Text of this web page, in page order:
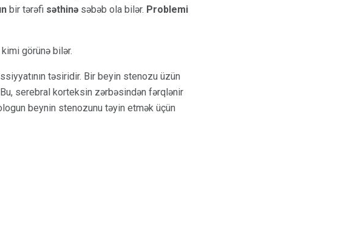
bir tərəfi səthinə səbəb ola bilər. Problemi
görünə bilər.
təsiridir. Bir beyin stenozu üzün
serebral korteksin zərbəsindən fərqlənir
beynin stenozunu təyin etmək üçün